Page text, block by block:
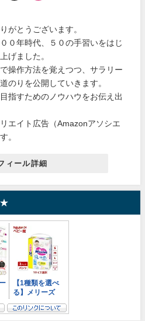
がとうございます。
０年時代、５０の手習いをはじ
げました。
操作方法を覚えつつ、サラリー
のりを公開していきます。
指すためのノウハウをお伝え出
エイト広告（Amazonアソシエ
。
ィール詳細